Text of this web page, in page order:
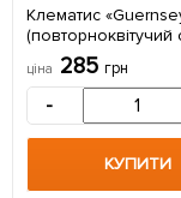
Клематис
(повторноквітучий
саджанець в
ціна 285 грн
-
КУПИТИ